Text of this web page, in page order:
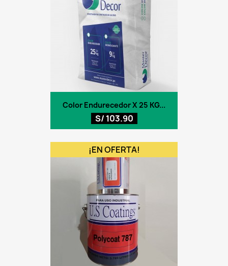
Color Endurecedor X 25 KG...
S/ 103.90
¡EN OFERTA!